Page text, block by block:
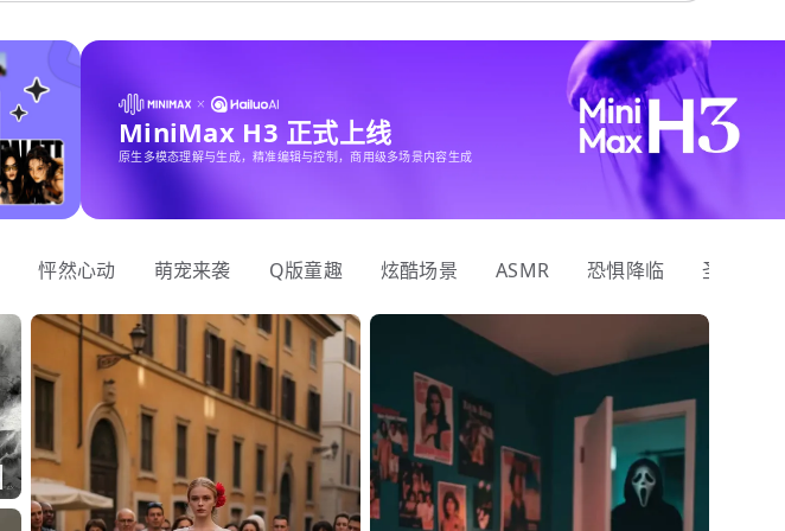
MiniMax H3 正式上线
原生多模态理解与生成，精准编辑与控制，商用级多场景内容生成
怦然心动 萌宠来袭 Q版童趣 炫酷场景 ASMR 恐惧降临 圣诞狂欢